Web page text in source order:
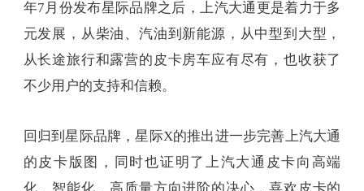
年7月份发布星际品牌之后，上汽大通更是着力于多
元发展，从柴油、汽油到新能源，从中型到大型，
从长途旅行和露营的皮卡房车应有尽有，也收获了
不少用户的支持和信赖。
回归到星际品牌，星际X的推出进一步完善上汽大通
的皮卡版图，同时也证明了上汽大通皮卡向高端
化、智能化、高质量方向进阶的决心，喜欢皮卡的